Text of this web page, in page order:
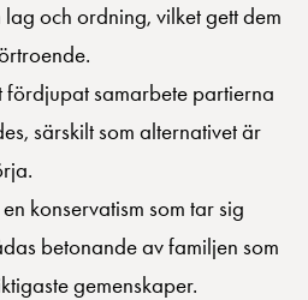
och ordning, vilket gett dem
samarbete partierna
särskilt som alternativet är
konservatism som tar sig
betonande av familjen som
gemenskaper.